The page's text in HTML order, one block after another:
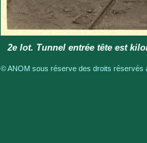
2e lot. Tunnel entrée tête est
© ANOM sous réserve des droits réservés